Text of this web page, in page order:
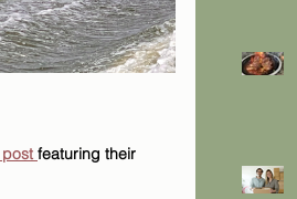
featuring their